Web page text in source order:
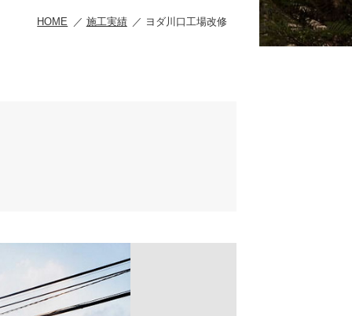
HOME 施工実績 ヨダ川口工場改修